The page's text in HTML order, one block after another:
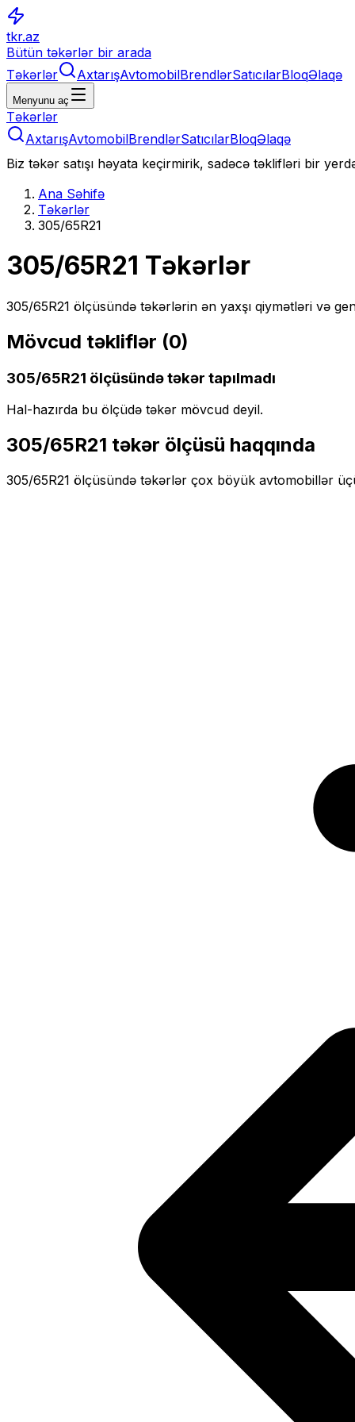
tkr.az
Bütün təkərlər bir arada
Təkərlər
AxtarışAvtomobilBrendlərSatıcılarBloqƏlaqə
Menyunu aç
Təkərlər
AxtarışAvtomobilBrendlərSatıcılarBloqƏlaqə
Biz təkər satışı həyata keçirmirik, sadəcə təklifləri bir
Ana Səhifə
Təkərlər
305/65R21
305/65R21 Təkərlər
305/65R21 ölçüsündə təkərlərin ən yaxşı qiymətləri və
Mövcud təkliflər (0)
305/65R21 ölçüsündə təkər tapılmadı
Hal-hazırda bu ölçüdə təkər mövcud deyil.
305/65R21 təkər ölçüsü haqqında
305/65R21 ölçüsündə təkərlər çox böyük avtomobillər